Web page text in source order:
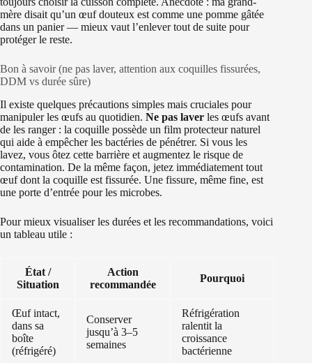
mère disait qu’un œuf douteux est comme une pomme gâtée
dans un panier — mieux vaut l’enlever tout de suite pour
protéger le reste.
Bon à savoir (ne pas laver, attention aux coquilles fissurées,
DDM vs durée sûre)
Il existe quelques précautions simples mais cruciales pour
manipuler les œufs au quotidien. Ne pas laver les œufs avant
de les ranger : la coquille possède un film protecteur naturel
qui aide à empêcher les bactéries de pénétrer. Si vous les
lavez, vous ôtez cette barrière et augmentez le risque de
contamination. De la même façon, jetez immédiatement tout
œuf dont la coquille est fissurée. Une fissure, même fine, est
une porte d’entrée pour les microbes.
Pour mieux visualiser les durées et les recommandations, voici
un tableau utile :
État /
Situation
Action
recommandée
Pourquoi
Œuf intact,
dans sa
boîte
(réfrigéré)
Conserver
jusqu’à 3–5
semaines
Réfrigération
ralentit la
croissance
bactérienne